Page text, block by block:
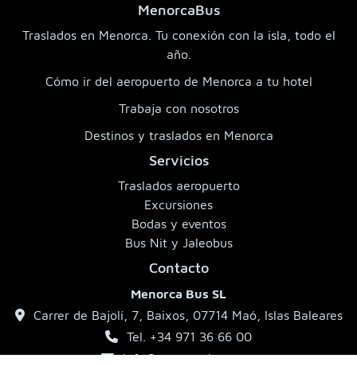
MenorcaBus
Traslados en Menorca. Tu conexión con la isla, todo el
año.
Cómo ir del aeropuerto de Menorca a tu hotel
Trabaja con nosotros
Destinos y traslados en Menorca
Servicios
Traslados aeropuerto
Excursiones
Bodas y eventos
Bus Nit y Jaleobus
Contacto
Menorca Bus SL
Carrer de Bajolí, 7, Baixos, 07714 Maó, Islas Baleares
Tel. +34 971 36 66 00
info@menorcabus.com